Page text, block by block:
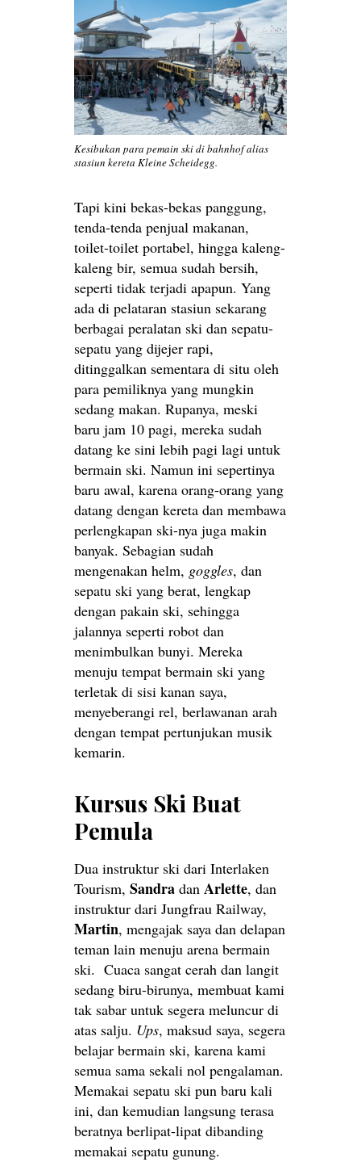
Kesibukan para pemain ski di bahnhof alias
stasiun kereta Kleine Scheidegg.
Tapi kini bekas-bekas panggung,
tenda-tenda penjual makanan,
toilet-toilet portabel, hingga kaleng-
kaleng bir, semua sudah bersih,
seperti tidak terjadi apapun. Yang
ada di pelataran stasiun sekarang
berbagai peralatan ski dan sepatu-
sepatu yang dijejer rapi,
ditinggalkan sementara di situ oleh
para pemiliknya yang mungkin
sedang makan. Rupanya, meski
baru jam 10 pagi, mereka sudah
datang ke sini lebih pagi lagi untuk
bermain ski. Namun ini sepertinya
baru awal, karena orang-orang yang
datang dengan kereta dan membawa
perlengkapan ski-nya juga makin
banyak. Sebagian sudah
mengenakan helm, goggles, dan
sepatu ski yang berat, lengkap
dengan pakain ski, sehingga
jalannya seperti robot dan
menimbulkan bunyi. Mereka
menuju tempat bermain ski yang
terletak di sisi kanan saya,
menyeberangi rel, berlawanan arah
dengan tempat pertunjukan musik
kemarin.
Kursus Ski Buat
Pemula
Dua instruktur ski dari Interlaken
Tourism, Sandra dan Arlette, dan
instruktur dari Jungfrau Railway,
Martin, mengajak saya dan delapan
teman lain menuju arena bermain
ski. Cuaca sangat cerah dan langit
sedang biru-birunya, membuat kami
tak sabar untuk segera meluncur di
atas salju. Ups, maksud saya, segera
belajar bermain ski, karena kami
semua sama sekali nol pengalaman.
Memakai sepatu ski pun baru kali
ini, dan kemudian langsung terasa
beratnya berlipat-lipat dibanding
memakai sepatu gunung.